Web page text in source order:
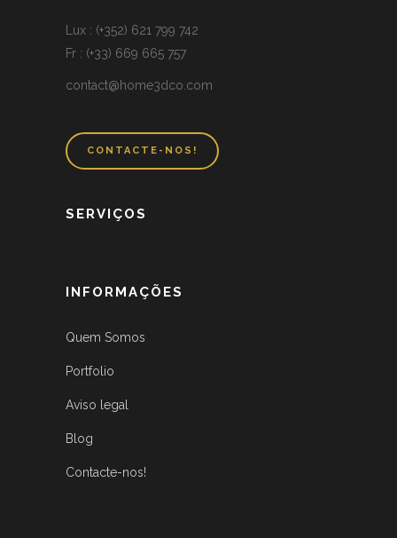
Lux : (+352) 621 799 742
Fr : (+33) 669 665 757
contact@home3dco.com
CONTACTE-NOS!
SERVIÇOS
INFORMAÇÕES
Quem Somos
Portfolio
Aviso legal
Blog
Contacte-nos!